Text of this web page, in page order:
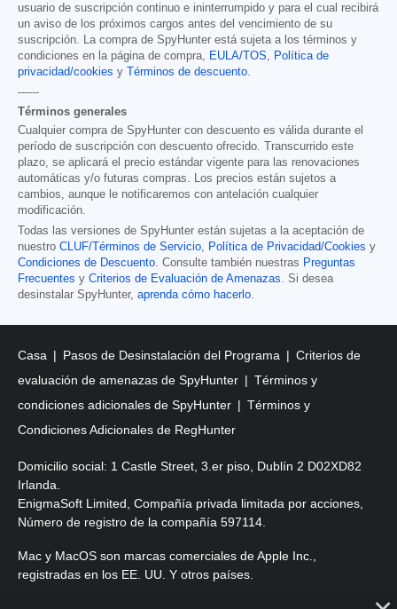
usuario de suscripción continuo e ininterrumpido y para el cual recibirá
un aviso de los próximos cargos antes del vencimiento de su
suscripción. La compra de SpyHunter está sujeta a los términos y
condiciones en la página de compra, EULA/TOS, Política de
privacidad/cookies y Términos de descuento.
------
Términos generales
Cualquier compra de SpyHunter con descuento es válida durante el
período de suscripción con descuento ofrecido. Transcurrido este
plazo, se aplicará el precio estándar vigente para las renovaciones
automáticas y/o futuras compras. Los precios están sujetos a
cambios, aunque le notificaremos con antelación cualquier
modificación.
Todas las versiones de SpyHunter están sujetas a la aceptación de
nuestro CLUF/Términos de Servicio, Política de Privacidad/Cookies y
Condiciones de Descuento. Consulte también nuestras Preguntas
Frecuentes y Criterios de Evaluación de Amenazas. Si desea
desinstalar SpyHunter, aprenda cómo hacerlo.
Casa Pasos de Desinstalación del Programa
Criterios de
evaluación de amenazas de SpyHunter
Términos y
condiciones adicionales de SpyHunter
Términos y
Condiciones Adicionales de RegHunter
Domicilio social: 1 Castle Street, 3.er piso, Dublín 2 D02XD82
Irlanda.
EnigmaSoft Limited, Compañía privada limitada por acciones,
Número de registro de la compañía 597114.
Mac y MacOS son marcas comerciales de Apple Inc.,
registradas en los EE. UU. Y otros países.